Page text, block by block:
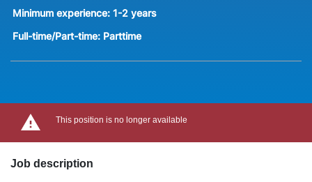
Minimum experience: 1-2 years
Full-time/Part-time: Parttime
This position is no longer available
Job description